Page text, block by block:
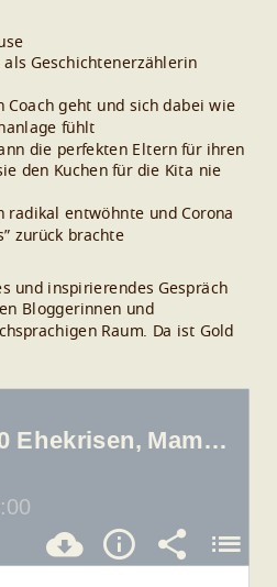
als Geschichtenerzählerin
Coach geht und sich dabei wie
fühlt
die perfekten Eltern für ihren
den Kuchen für die Kita nie
radikal entwöhnte und Corona
zurück brachte
und inspirierendes Gespräch
Bloggerinnen und
Raum. Da ist Gold